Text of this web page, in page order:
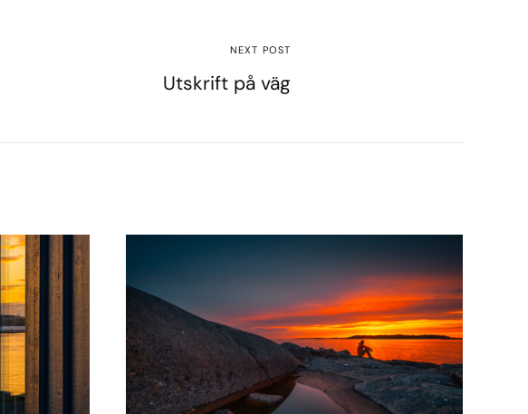
NEXT POST
Utskrift på väg